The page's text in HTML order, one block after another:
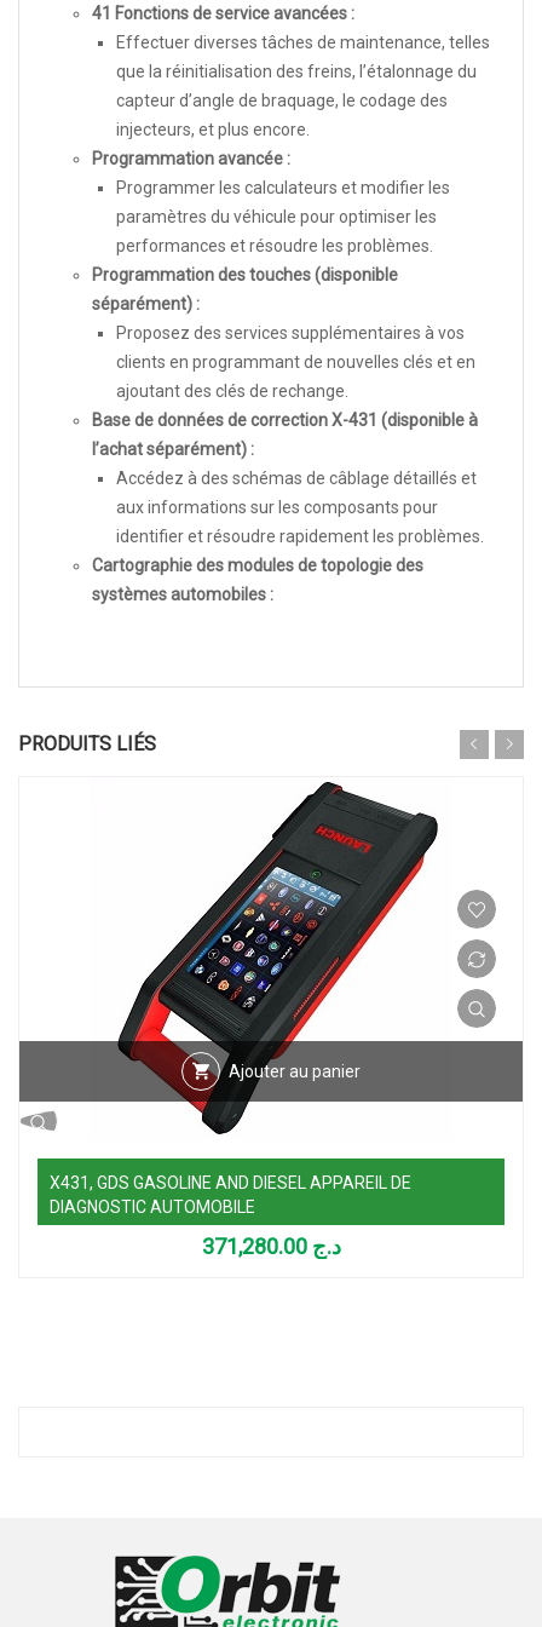
41 Fonctions de service avancées :
Effectuer diverses tâches de maintenance, telles
que la réinitialisation des freins, l’étalonnage du
capteur d’angle de braquage, le codage des
injecteurs, et plus encore.
Programmation avancée :
Programmer les calculateurs et modifier les
paramètres du véhicule pour optimiser les
performances et résoudre les problèmes.
Programmation des touches (disponible
séparément) :
Proposez des services supplémentaires à vos
clients en programmant de nouvelles clés et en
ajoutant des clés de rechange.
Base de données de correction X-431 (disponible à
l’achat séparément) :
Accédez à des schémas de câblage détaillés et
aux informations sur les composants pour
identifier et résoudre rapidement les problèmes.
Cartographie des modules de topologie des
systèmes automobiles :
PRODUITS LIÉS
Ajouter au panier
X431, GDS GASOLINE AND DIESEL APPAREIL DE
DIAGNOSTIC AUTOMOBILE
د.ج 371,280.00